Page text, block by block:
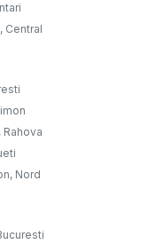
Central
Nord